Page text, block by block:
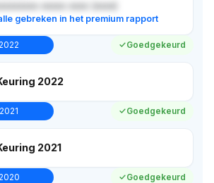
xxxxx xxxx (xxxx)
gebreken in het premium rapport
Goedgekeurd
2022
Goedgekeurd
2021
Goedgekeurd